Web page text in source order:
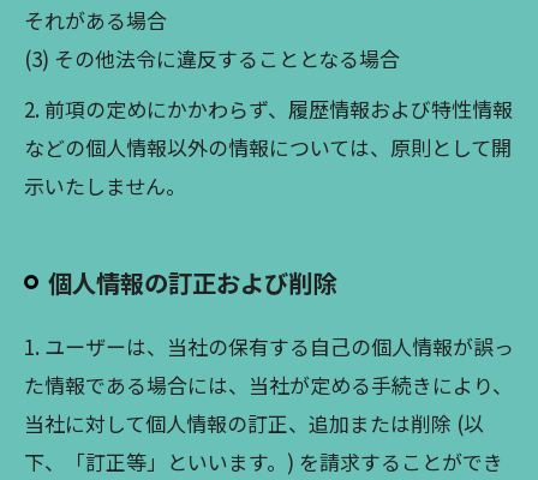
それがある場合
(3) その他法令に違反することとなる場合
2. 前項の定めにかかわらず、履歴情報および特性情報
などの個人情報以外の情報については、原則として開
示いたしません。
個人情報の訂正および削除
1. ユーザーは、当社の保有する自己の個人情報が誤っ
た情報である場合には、当社が定める手続きにより、
当社に対して個人情報の訂正、追加または削除 (以
下、「訂正等」といいます。) を請求することができ